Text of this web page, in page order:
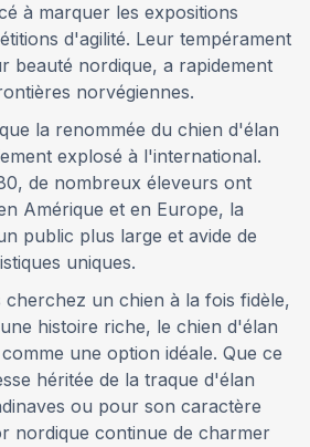
à marquer les expositions
d'agilité. Leur tempérament
beauté nordique, a rapidement
norvégiennes.
la renommée du chien d'élan
explosé à l'international.
de nombreux éleveurs ont
Amérique et en Europe, la
public plus large et avide de
uniques.
un chien à la fois fidèle,
histoire riche, le chien d'élan
une option idéale. Que ce
héritée de la traque d'élan
ou pour son caractère
nordique continue de charmer